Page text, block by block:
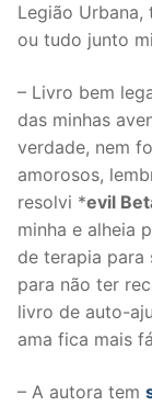
Legião
ou tudo junto
– Livro bem
das minhas
verdade, nem
amorosos,
resolvi *evil
minha e alheia
de terapia para
para não ter
livro de auto-
ama fica mais
– A autora tem